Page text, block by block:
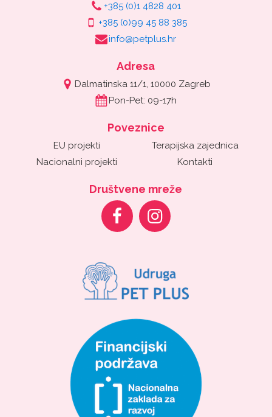
+385 (0)1 4828 401
+385 (0)99 45 88 385
info@petplus.hr
Adresa
Dalmatinska 11/1, 10000 Zagreb
Pon-Pet: 09-17h
Poveznice
EU projekti
Nacionalni projekti
Terapijska zajednica
Kontakti
Društvene mreže